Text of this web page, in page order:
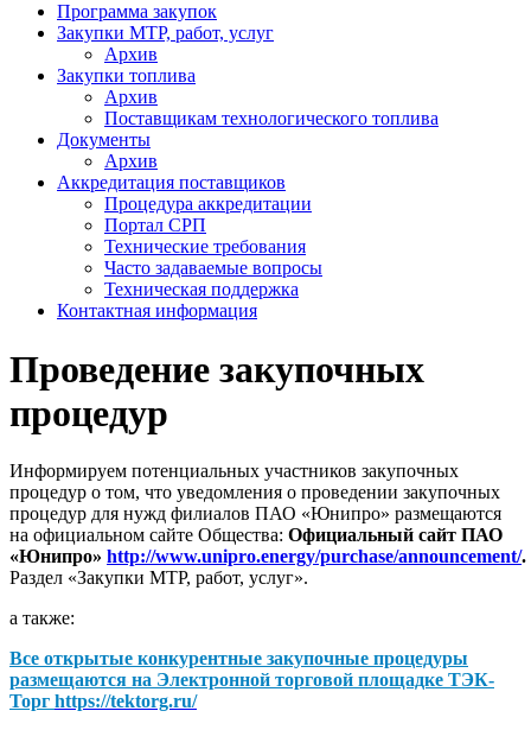
Программа закупок
Закупки МТР, работ, услуг
Архив
Закупки топлива
Архив
Поставщикам технологического топлива
Документы
Архив
Аккредитация поставщиков
Процедура аккредитации
Портал СРП
Технические требования
Часто задаваемые вопросы
Техническая поддержка
Контактная информация
Проведение закупочных
процедур
Информируем потенциальных участников закупочных
процедур о том, что уведомления о проведении закупочных
процедур для нужд филиалов ПАО «Юнипро» размещаются
на официальном сайте Общества: Официальный сайт ПАО
«Юнипро» http://www.unipro.energy/purchase/announcement/.
Раздел «Закупки МТР, работ, услуг».
а также:
Все открытые конкурентные закупочные процедуры
размещаются на Электронной торговой площадке ТЭК-
Торг https://tektorg.ru/